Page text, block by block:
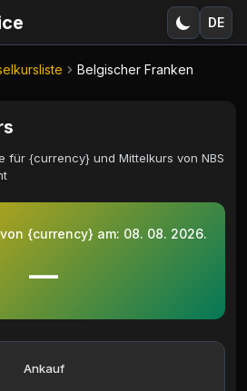
DE
Belgischer Franken
für {currency} und Mittelkurs von NBS
{currency} am: 08. 08. 2026.
—
Ankauf